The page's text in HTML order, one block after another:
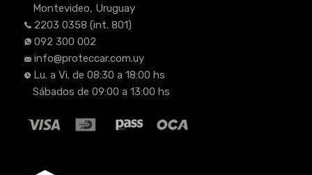
Montevideo, Uruguay
2203 0358 (int. 801)
092 300 002
info@proteccar.com.uy
Lu. a Vi. de 08:30 a 18:00 hs
Sábados de 09:00 a 13:00 hs